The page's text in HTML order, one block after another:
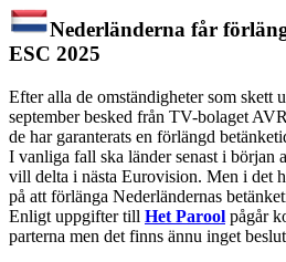
Nederländerna får
ESC 2025
Efter alla de omständigheter som skett
september besked från TV-bolaget
de har garanterats en förlängd
I vanliga fall ska länder senast i början
vill delta i nästa Eurovision. Men i det
på att förlänga Nederländernas
Enligt uppgifter till Het Parool pågår
parterna men det finns ännu inget